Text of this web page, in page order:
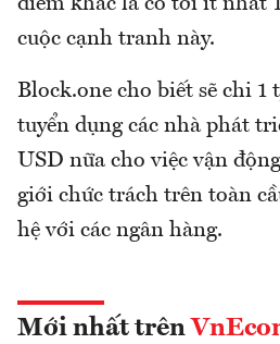
điểm khác là có tới ít nhất
cuộc cạnh tranh này.
Block.one cho biết sẽ chi 1
tuyển dụng các nhà phát
USD nữa cho việc vận
giới chức trách trên toàn
hệ với các ngân hàng.
Mới nhất trên